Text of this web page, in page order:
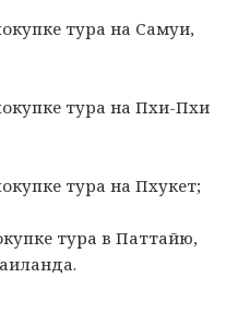
тура на Самуи,
тура на Пхи-Пхи
тура на Пхукет;
тура в Паттайю,